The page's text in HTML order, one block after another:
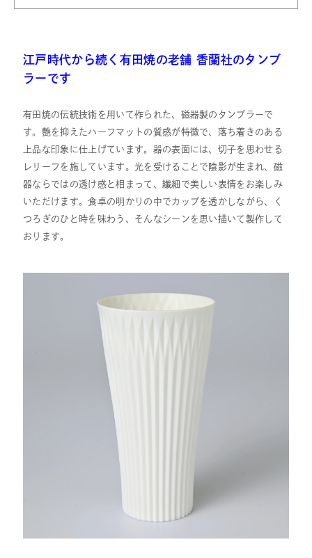
江戸時代から続く有田焼の老舗 香蘭社のタンブ
ラーです
有田焼の伝統技術を用いて作られた、磁器製のタンブラーで
す。艶を抑えたハーフマットの質感が特徴で、落ち着きのある
上品な印象に仕上げています。器の表面には、切子を思わせる
レリーフを施しています。光を受けることで陰影が生まれ、磁
器ならではの透け感と相まって、繊細で美しい表情をお楽しみ
いただけます。食卓の明かりの中でカップを透かしながら、く
つろぎのひと時を味わう、そんなシーンを思い描いて製作して
おります。